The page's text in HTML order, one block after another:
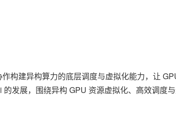
构建异构算力的底层调度与虚拟化能力，让
发展，围绕异构 GPU 资源虚拟化、高效调度